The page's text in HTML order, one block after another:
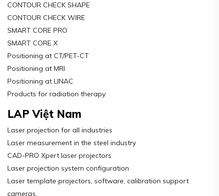
CONTOUR CHECK SHAPE
CONTOUR CHECK WIRE
SMART CORE PRO
SMART CORE X
Positioning at CT/PET-CT
Positioning at MRI
Positioning at LINAC
Products for radiation therapy
LAP Việt Nam
Laser projection for all industries
Laser measurement in the steel industry
CAD-PRO Xpert laser projectors
Laser projection system configuration
Laser template projectors, software, calibration support
cameras,